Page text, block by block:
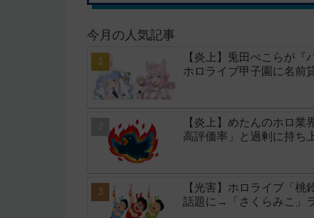
今月の人気記事
【炎上】兎田ぺこらが
ホロライブ甲子園に名前
【炎上】めたんのホロ
高評価率」と過剰に持ち
【光害】ホロライブ「
話題に→「さくらみこ」